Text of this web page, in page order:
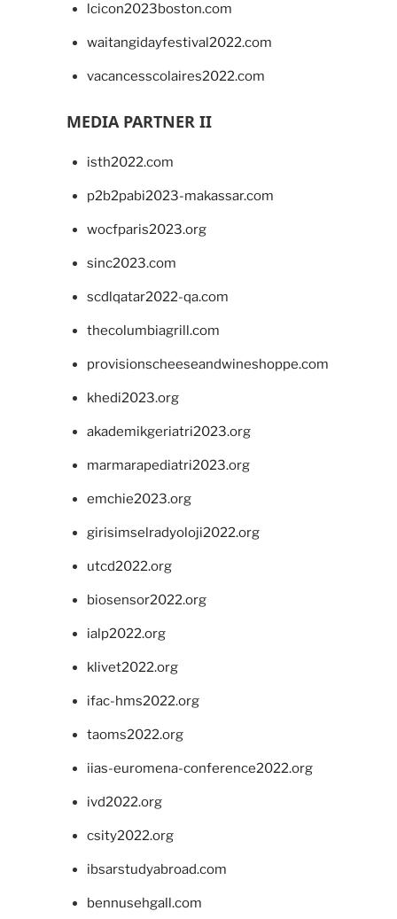
lcicon2023boston.com
waitangidayfestival2022.com
vacancesscolaires2022.com
MEDIA PARTNER II
isth2022.com
p2b2pabi2023-makassar.com
wocfparis2023.org
sinc2023.com
scdlqatar2022-qa.com
thecolumbiagrill.com
provisionscheeseandwineshoppe.com
khedi2023.org
akademikgeriatri2023.org
marmarapediatri2023.org
emchie2023.org
girisimselradyoloji2022.org
utcd2022.org
biosensor2022.org
ialp2022.org
klivet2022.org
ifac-hms2022.org
taoms2022.org
iias-euromena-conference2022.org
ivd2022.org
csity2022.org
ibsarstudyabroad.com
bennusehgall.com